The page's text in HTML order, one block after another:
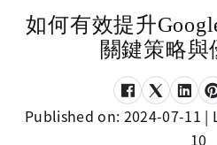
如何有效提升
關鍵策略與
Published on: 2024-07-11 |
10